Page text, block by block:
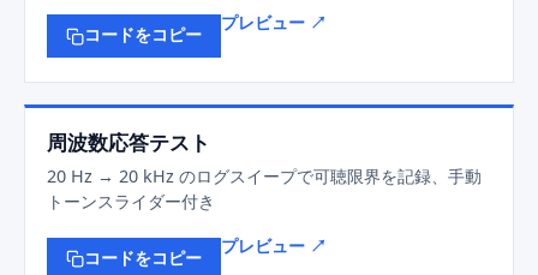
コードをコピー
プレビュー ↗
周波数応答テスト
20 Hz → 20 kHz のログスイープで可聴限界を記録、手動
トーンスライダー付き
コードをコピー
プレビュー ↗